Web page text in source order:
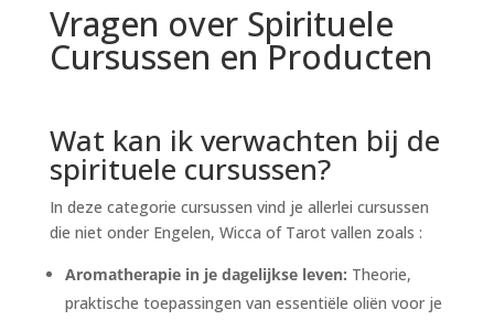
Vragen over Spirituele
Cursussen en Producten
Wat kan ik verwachten bij de
spirituele cursussen?
In deze categorie cursussen vind je allerlei cursussen
die niet onder Engelen, Wicca of Tarot vallen zoals :
Aromatherapie in je dagelijkse leven: Theorie,
praktische toepassingen van essentiële oliën voor je